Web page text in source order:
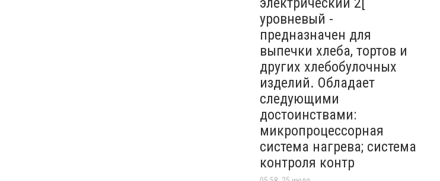
уровневый -
предназначен для
выпечки хлеба, тортов и
других хлебобулочных
изделий. Обладает
следующими
достоинствами:
микропроцессорная
система нагрева; система
контроля контр